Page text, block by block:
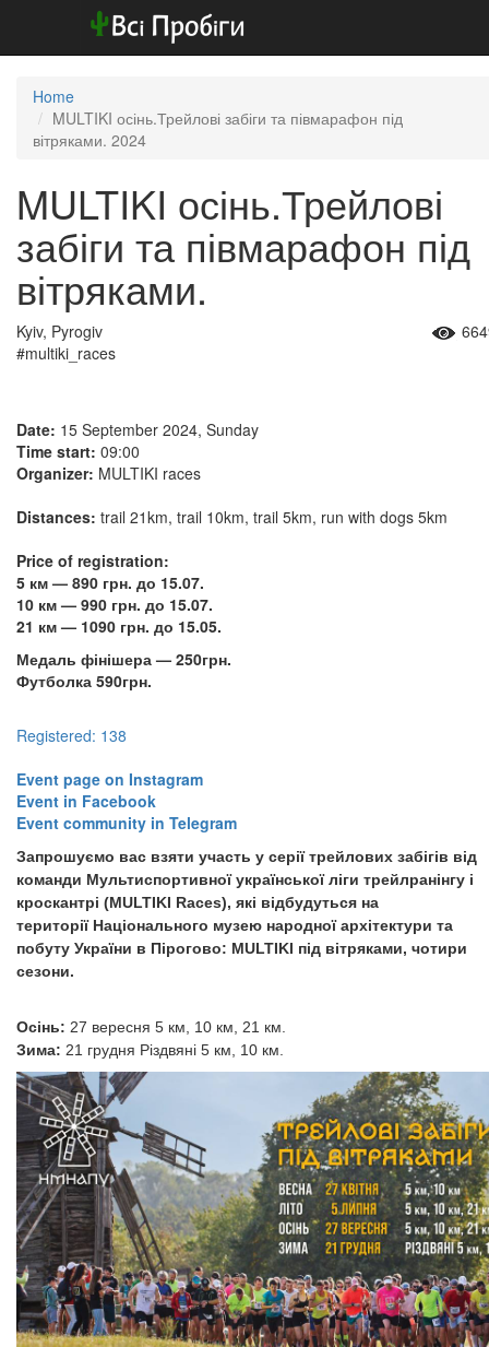
Home
MULTIKI осінь.Трейлові забіги та півмарафон під
вітряками. 2024
MULTIKI осінь.Трейлові
забіги та півмарафон під
вітряками.
Kyiv, Pyrogiv
#multiki_races
Date: 15 September 2024, Sunday
Time start: 09:00
Organizer: MULTIKI races
Distances: trail 21km, trail 10km, trail 5km, run with dogs 5km
Price of registration:
5 км — 890 грн. до 15.07.
10 км — 990 грн. до 15.07.
21 км — 1090 грн. до 15.05.
Медаль фінішера — 250грн.
Футболка 590грн.
Registered: 138
​​​​​​​Event page on Instagram
​​​​​​​Event in Facebook
​​​​​​​Event community in Telegram
Запрошуємо вас взяти участь у серії трейлових забігів від
команди Мультиспортивної української ліги трейлранінгу і
кроскантрі (MULTIKI Races), які відбудуться на
території Національного музею народної архітектури та
побуту України в Пірогово: MULTIKI під вітряками, чотири
сезони.
Осінь: 27 вересня 5 км, 10 км, 21 км.
Зима: 21 грудня Різдвяні 5 км, 10 км.